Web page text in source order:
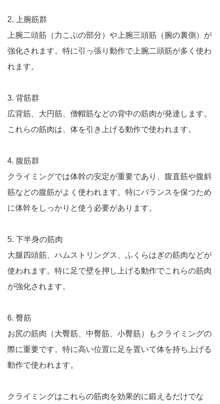
2. 上腕筋群
上腕二頭筋（力こぶの部分）や上腕三頭筋（腕の裏側）が
強化されます。特に引っ張り動作で上腕二頭筋が多く使わ
れます。
3. 背筋群
広背筋、大円筋、僧帽筋などの背中の筋肉が発達します。
これらの筋肉は、体を引き上げる動作で使われます。
4. 腹筋群
クライミングでは体幹の安定が重要であり、腹直筋や腹斜
筋などの腹筋がよく使われます。特にバランスを保つため
に体幹をしっかりと使う必要があります。
5. 下半身の筋肉
大腿四頭筋、ハムストリングス、ふくらはぎの筋肉などが
使われます。特に足で壁を押し上げる動作でこれらの筋肉
が強化されます。
6. 臀筋
お尻の筋肉（大臀筋、中臀筋、小臀筋）もクライミングの
際に重要です。特に高い位置に足を置いて体を持ち上げる
動作で使われます。
クライミングはこれらの筋肉を効果的に鍛えるだけでな